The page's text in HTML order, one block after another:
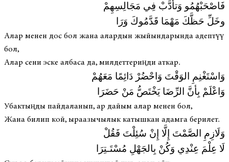
فَاصْحَبْهُمُو وَتأدَّبْ فِي مَجَالِسِهِمْ
وخَلِّ حَظَّكَ مَهْمَا قَدَّمُوكَ وَرَا
Алар менен дос бол жана алардын жыйындарында адептүү
бол,
Алар сени эске албаса да, милдеттериңди аткар.
وَاسْتَغْنِمِ الوَقْتَ وَاحْضُرْ دَائِمًا مَعَهُمْ
وَاعْلَمْ بِأنَّ الرِّضَا يَخْتَصُّ مَنْ حَضَرَا
Убактыңды пайдаланып, ар дайым алар менен бол,
Жана билип кой, ыраазычылык катышкан адамга берилет.
وَلَازِمِ الصَّمْتَ إِلَّا إِنْ سُئِلْتَ فَقُلْ
لَا عِلْمَ عِنْدِي وَكُنْ بِالجَهْلِ مُسْتَـتِرَا